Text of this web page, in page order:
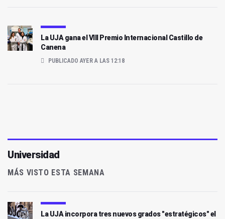
La UJA gana el VIII Premio Internacional Castillo de
Canena
PUBLICADO AYER A LAS 12:18
Universidad
MÁS VISTO ESTA SEMANA
La UJA incorpora tres nuevos grados "estratégicos" el